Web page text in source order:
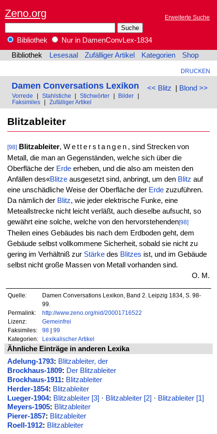
Zeno.org Erweiterte Suche
Bibliothek
Nur in DamenConvLex-1834
Bibliothek
Lesesaal Zufälliger Artikel Kategorien Shop
DRUCKEN
<< Blitz | Blond >>
Damen Conversations Lexikon
Vorrede Stahlstiche Stichwörter Bilder
Faksimiles
Zufälliger Artikel
Blitzableiter
[98] Blitzableiter, Wetterstangen , sind Strecken von
Metall, die man an Gegenständen, welche sich über die
Oberfläche der Erdeerheben, und die also am meisten den
Anfällen des«Blitzeausgesetzt sind, anbringt, um den Blitz auf
eine unschädliche Weise der Oberfläche der Erdezuzuführen.
Da nämlich der Blitz, wie jeder elektrische Funke, eine
Meteallstrecke nicht leicht verläßt, auch dieselbe aufsucht, so
gewährt eine solche, welche von den hervorstehenden[98]
Theilen eines Gebäudes bis nach dem Erdboden geht, dem
Gebäude selbst vollkommene Sicherheit, sobald sie nicht zu
gering im Verhältniß zur Stärkedes Blitzes ist, und im Gebäude
selbst nicht große Massen von Metall vorhanden sind.
O. M.
Quelle:
Damen Conversations Lexikon, Band 2. Leipzig 1834, S. 98-
99.
Permalink:
http://www.zeno.org/nid/20001716522
Lizenz:
Gemeinfrei
Faksimiles:
98| 99
Kategorien:
Lexikalischer Artikel
Ähnliche Einträge in anderen Lexika
Adelung-1793: Blitzableiter, der
Brockhaus-1809: Der Blitzableiter
Brockhaus-1911: Blitzableiter
Herder-1854: Blitzableiter
Lueger-1904: Blitzableiter [3] · Blitzableiter [2] · Blitzableiter [1]
Meyers-1905: Blitzableiter
Pierer-1857: Blitzableiter
Roell-1912: Blitzableiter